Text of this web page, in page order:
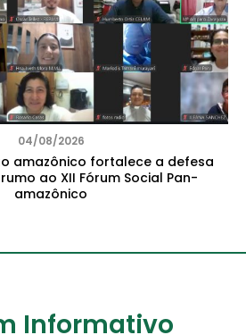
04/08/2026
amazônico fortalece a defesa
ao XII Fórum Social Pan-
amazônico
Informativo